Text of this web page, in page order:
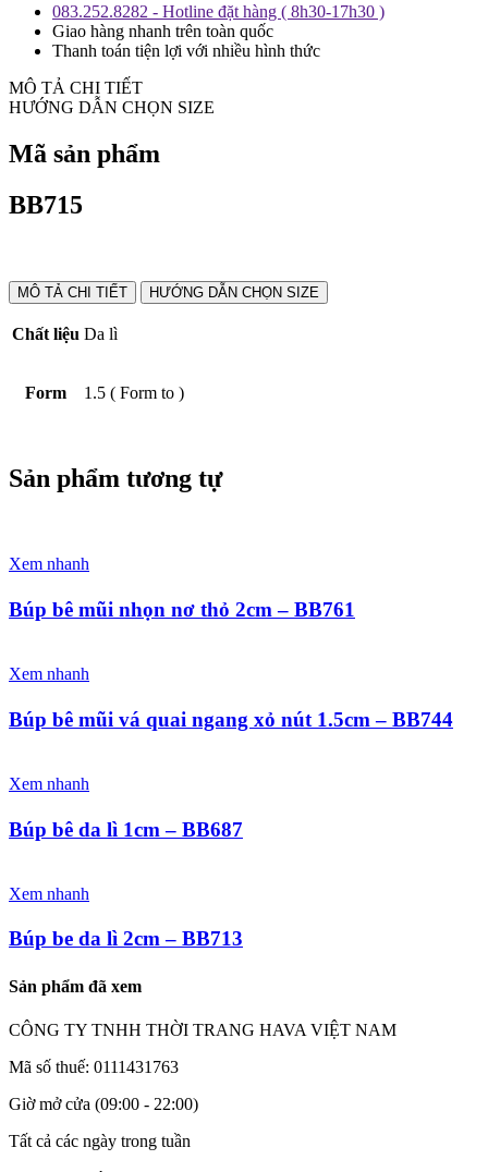
083.252.8282 - Hotline đặt hàng ( 8h30-17h30 )
Giao hàng nhanh trên toàn quốc
Thanh toán tiện lợi với nhiều hình thức
MÔ TẢ CHI TIẾT
HƯỚNG DẪN CHỌN SIZE
Mã sản phẩm
BB715
MÔ TẢ CHI TIẾT HƯỚNG DẪN CHỌN SIZE
Chất liệu Da lì
Form 1.5 ( Form to )
Sản phẩm tương tự
Xem nhanh
Búp bê mũi nhọn nơ thỏ 2cm – BB761
Xem nhanh
Búp bê mũi vá quai ngang xỏ nút 1.5cm – BB744
Xem nhanh
Búp bê da lì 1cm – BB687
Xem nhanh
Búp be da lì 2cm – BB713
Sản phẩm đã xem
CÔNG TY TNHH THỜI TRANG HAVA VIỆT NAM
Mã số thuế: 0111431763
Giờ mở cửa (09:00 - 22:00)
Tất cả các ngày trong tuần